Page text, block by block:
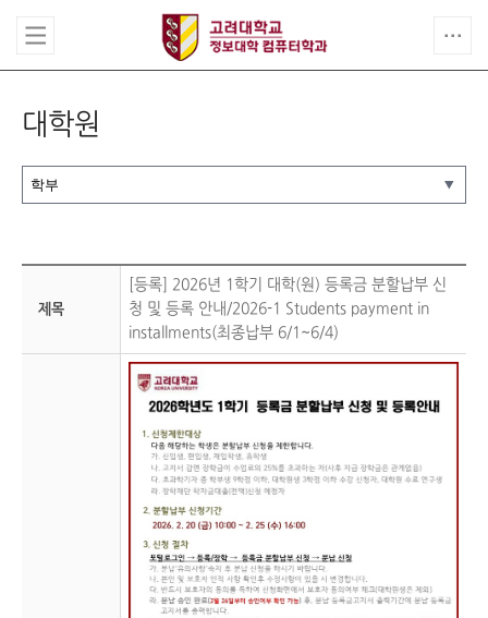
대학원
제목
[등록] 2026년 1학기 대학(원) 등록금 분할납부 신
청 및 등록 안내/2026-1 Students payment in
installments(최종납부 6/1~6/4)